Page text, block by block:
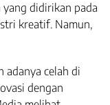
yang didirikan pada
kreatif. Namun,
adanya celah di
dengan